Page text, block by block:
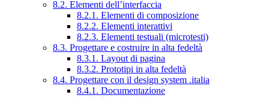
8.2. Elementi dell’interfaccia
8.2.1. Elementi di composizione
8.2.2. Elementi interattivi
8.2.3. Elementi testuali (microtesti)
8.3. Progettare e costruire in alta fedeltà
8.3.1. Layout di pagina
8.3.2. Prototipi in alta fedeltà
8.4. Progettare con il design system .italia
8.4.1. Documentazione